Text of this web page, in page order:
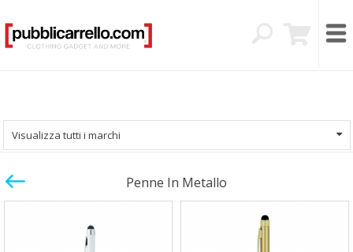
Visualizza tutti i marchi
Penne In Metallo